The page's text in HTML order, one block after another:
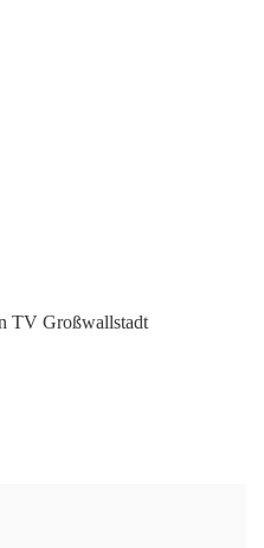
TV Großwallstadt